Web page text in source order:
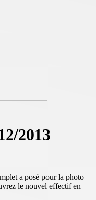
2013
a posé pour la photo
le nouvel effectif en